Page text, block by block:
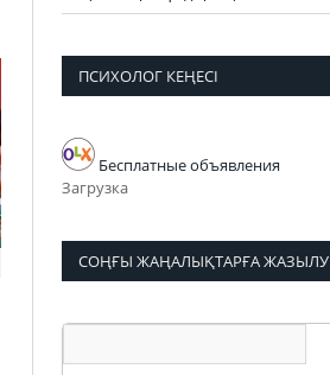
ПСИХОЛОГ КЕҢЕСІ
Бесплатные объявления
Загрузка
СОҢҒЫ ЖАҢАЛЫҚТАРҒА ЖАЗЫЛУ